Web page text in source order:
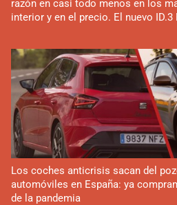
razón en casi todo menos en los
interior y en el precio. El nuevo ID.3
Los coches anticrisis sacan del
automóviles en España: ya
de la pandemia